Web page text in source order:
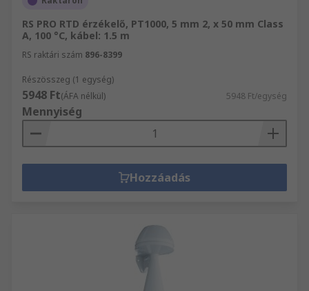
RS PRO RTD érzékelő, PT1000, 5 mm 2, x 50 mm Class
A, 100 °C, kábel: 1.5 m
RS raktári szám 896-8399
Részösszeg (1 egység)
5948 Ft(ÁFA nélkül) 5948 Ft/egység
Mennyiség
Hozzáadás